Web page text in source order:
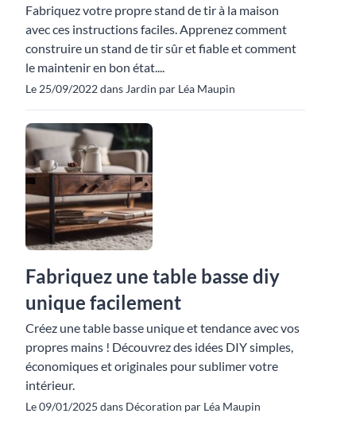
Fabriquez votre propre stand de tir à la maison
avec ces instructions faciles. Apprenez comment
construire un stand de tir sûr et fiable et comment
le maintenir en bon état....
Le 25/09/2022 dans Jardin par Léa Maupin
Fabriquez une table basse diy
unique facilement
Créez une table basse unique et tendance avec vos
propres mains ! Découvrez des idées DIY simples,
économiques et originales pour sublimer votre
intérieur.
Le 09/01/2025 dans Décoration par Léa Maupin